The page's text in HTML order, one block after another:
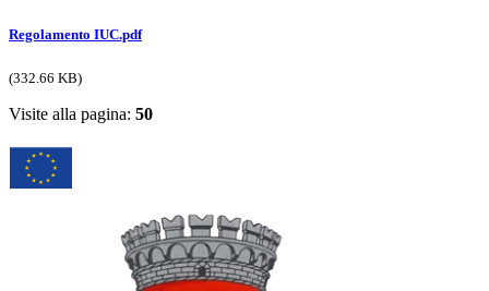
Regolamento IUC.pdf
(332.66 KB)
Visite alla pagina: 50